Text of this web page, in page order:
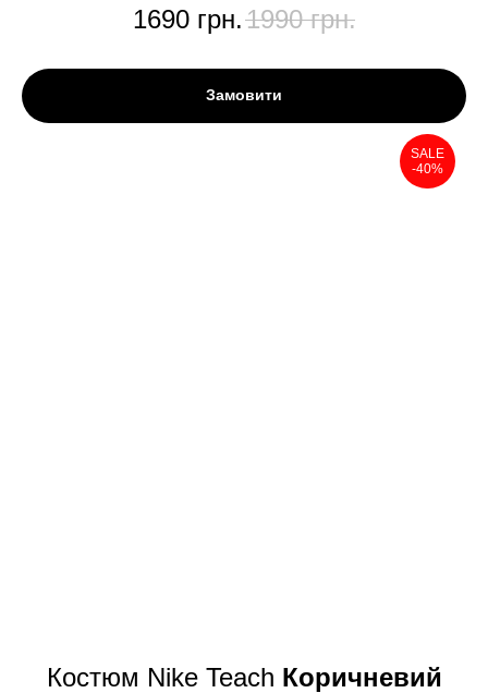
1690 грн.1990 грн.
Замовити
SALE
-40%
Костюм Nike Teach Коричневий